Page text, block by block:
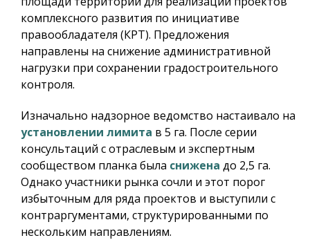
комплексного развития по инициативе
правообладателя (КРТ). Предложения
направлены на снижение административной
нагрузки при сохранении градостроительного
контроля.
Изначально надзорное ведомство настаивало на
установлении лимита в 5 га. После серии
консультаций с отраслевым и экспертным
сообществом планка была снижена до 2,5 га.
Однако участники рынка сочли и этот порог
избыточным для ряда проектов и выступили с
контраргументами, структурированными по
нескольким направлениям.